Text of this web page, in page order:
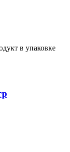
в упаковке